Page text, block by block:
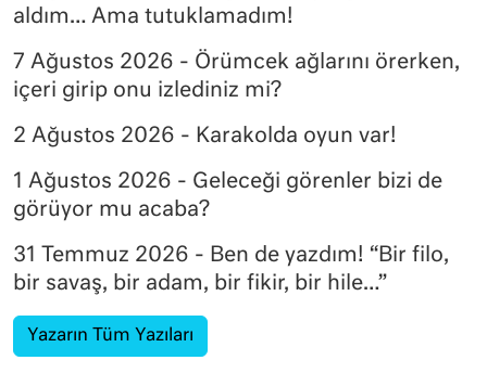
aldım… Ama tutuklamadım!
7 Ağustos 2026 - Örümcek ağlarını örerken,
içeri girip onu izlediniz mi?
2 Ağustos 2026 - Karakolda oyun var!
1 Ağustos 2026 - Geleceği görenler bizi de
görüyor mu acaba?
31 Temmuz 2026 - Ben de yazdım! “Bir filo,
bir savaş, bir adam, bir fikir, bir hile…”
Yazarın Tüm Yazıları